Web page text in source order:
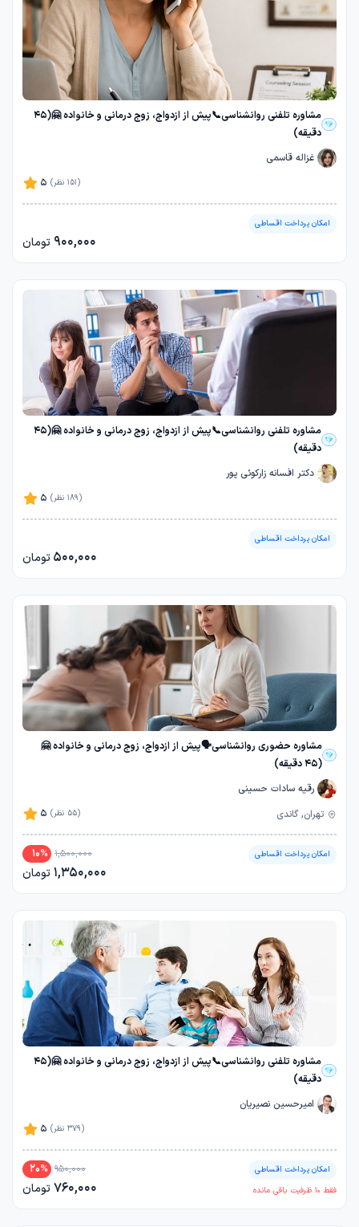
مشاوره تلفنی روانشناسی📞پیش از ازدواج، زوج درمانی و خانواده 🤗(45
دقیقه)
غزاله قاسمی
5
(151 نظر)
امکان پرداخت اقساطی
900,000 تومان
مشاوره تلفنی روانشناسی📞پیش از ازدواج، زوج درمانی و خانواده 🤗(45
دقیقه)
دکتر افسانه زارکوئی پور
5
(189 نظر)
امکان پرداخت اقساطی
500,000تومان
مشاوره حضوری روانشناسی🗣️پیش از ازدواج، زوج درمانی و خانواده 🤗
(45 دقیقه)
رقیه سادات حسینی
5
(55 نظر) تهران, گاندی
امکان پرداخت اقساطی 1,500,000
10%
1,350,000تومان
مشاوره تلفنی روانشناسی📞پیش از ازدواج، زوج درمانی و خانواده 🤗(45
دقیقه)
امیرحسین نصیریان
5
(379 نظر)
امکان پرداخت اقساطی
فقط 10 ظرفیت باقی مانده
950,000
20%
760,000تومان